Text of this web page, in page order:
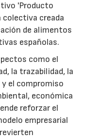
'Producto
colectiva creada
de alimentos
españolas.
como el
la trazabilidad, la
el compromiso
económica
reforzar el
empresarial